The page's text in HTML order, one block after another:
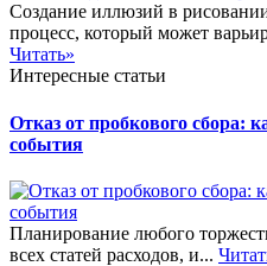
Создание иллюзий в
процесс, который может
Читать»
Интересные статьи
Отказ от пробкового сбора:
события
Планирование любого
всех статей расходов, и...